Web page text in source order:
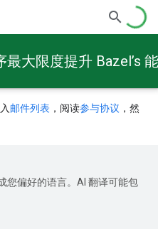
大限度提升 Bazel’s
邮件列表 ，阅读参与协议 ，然
您偏好的语言。AI 翻译可能包